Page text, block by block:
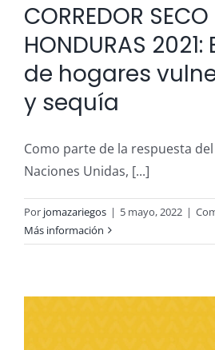
CORREDOR SECO
HONDURAS
de hogares
y sequía
Como parte de la respuesta
Naciones Unidas, [...]
Por jomazariegos | 5 mayo, 2022 |
Más información